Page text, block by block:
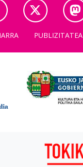
PUBLIZITATEA